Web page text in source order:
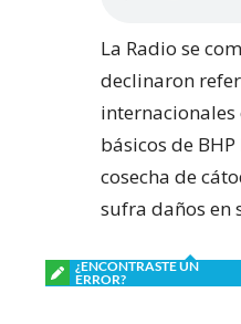
La Radio se
declinaron
internacionales
básicos de
cosecha de
sufra daños en
¿ENCONTRASTE UN
ERROR?